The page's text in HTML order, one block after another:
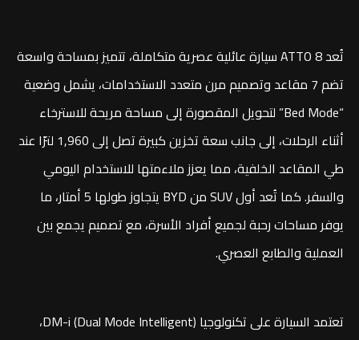
تُعد ATTO 8 سيارة عائلية عصرية متكاملة، تتميز بمساحة واسعة
تضم 7 مقاعد وتصميم مرن متعدد الاستخدامات، يشمل وضعية
“Bed Mode” لتحويل المقصورة إلى مساحة مريحة للاسترخاء
أثناء الرحلات، إلى جانب سعة تخزين كبيرة تصل إلى 1,960 لترًا عند
طي المقاعد الخلفية، مما يعزز ملاءمتها للاستخدام اليومي
والسفر. كما تُعد أول SUV من BYD يتجاوز طولها 5 أمتار، ما
يوفر مساحات رحبة لجميع أفراد الأسرة، مع تصميم يجمع بين
العملية والطابع العصري.
تعتمد السيارة على تكنولوجيا DM-i (Dual Mode Intelligent)،